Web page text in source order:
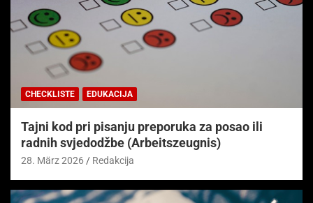
CHECKLISTE EDUKACIJA
Tajni kod pri pisanju preporuka za posao ili
radnih svjedodžbe (Arbeitszeugnis)
28. März 2026 Redakcija